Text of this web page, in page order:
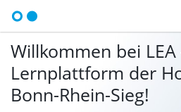
Willkommen bei
Lernplattform der
Bonn-Rhein-Sieg!